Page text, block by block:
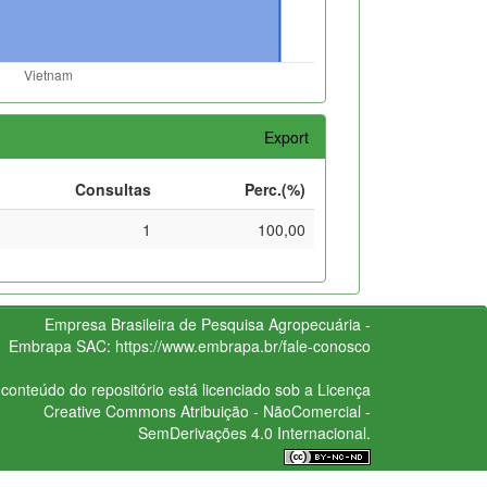
Export
Consultas
Perc.(%)
1
100,00
Empresa Brasileira de Pesquisa Agropecuária -
Embrapa SAC: https://www.embrapa.br/fale-conosco
do repositório está licenciado sob a Licença
Creative CommonsAtribuição - NãoComercial -
SemDerivações 4.0 Internacional.